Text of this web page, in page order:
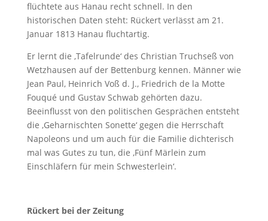
flüchtete aus Hanau recht schnell. In den
historischen Daten steht: Rückert verlässt am 21.
Januar 1813 Hanau fluchtartig.
Er lernt die ‚Tafelrunde‘ des Christian Truchseß von
Wetzhausen auf der Bettenburg kennen. Männer wie
Jean Paul, Heinrich Voß d. J., Friedrich de la Motte
Fouqué und Gustav Schwab gehörten dazu.
Beeinflusst von den politischen Gesprächen entsteht
die ‚Geharnischten Sonette‘ gegen die Herrschaft
Napoleons und um auch für die Familie dichterisch
mal was Gutes zu tun, die ‚Fünf Märlein zum
Einschläfern für mein Schwesterlein‘.
Rückert bei der Zeitung